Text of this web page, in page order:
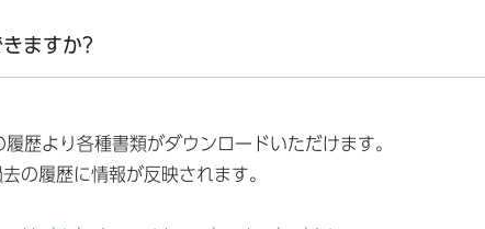
ますか?
歴より各種書類がダウンロードいただけます。
の履歴に情報が反映されます。